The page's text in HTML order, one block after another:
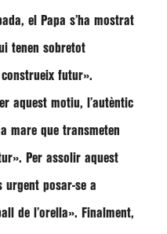
el Papa s’ha mostrat
tenen sobretot
construeix futur».
aquest motiu, l’autèntic
mare que transmeten
. Per assolir aquest
urgent posar-se a
de l’orella». Finalment,